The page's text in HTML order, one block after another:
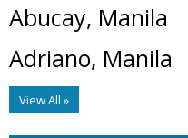
Abucay, Manila
Adriano, Manila
View All »